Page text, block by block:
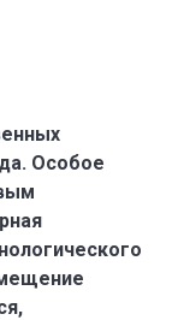
Особое